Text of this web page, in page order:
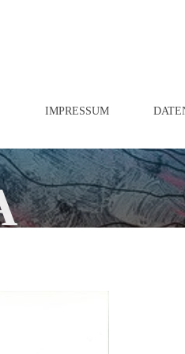
IMPRESSUM